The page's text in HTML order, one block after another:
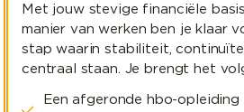
Met jouw stevige financiële
manier van werken ben je klaar
stap waarin stabiliteit,
centraal staan. Je brengt het
Een afgeronde hbo-opleiding